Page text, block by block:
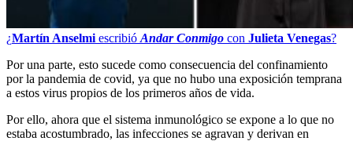
¿Martín Anselmi escribió Andar Conmigo con Julieta Venegas?
Por una parte, esto sucede como consecuencia del confinamiento
por la pandemia de covid, ya que no hubo una exposición temprana
a estos virus propios de los primeros años de vida.
Por ello, ahora que el sistema inmunológico se expone a lo que no
estaba acostumbrado, las infecciones se agravan y derivan en